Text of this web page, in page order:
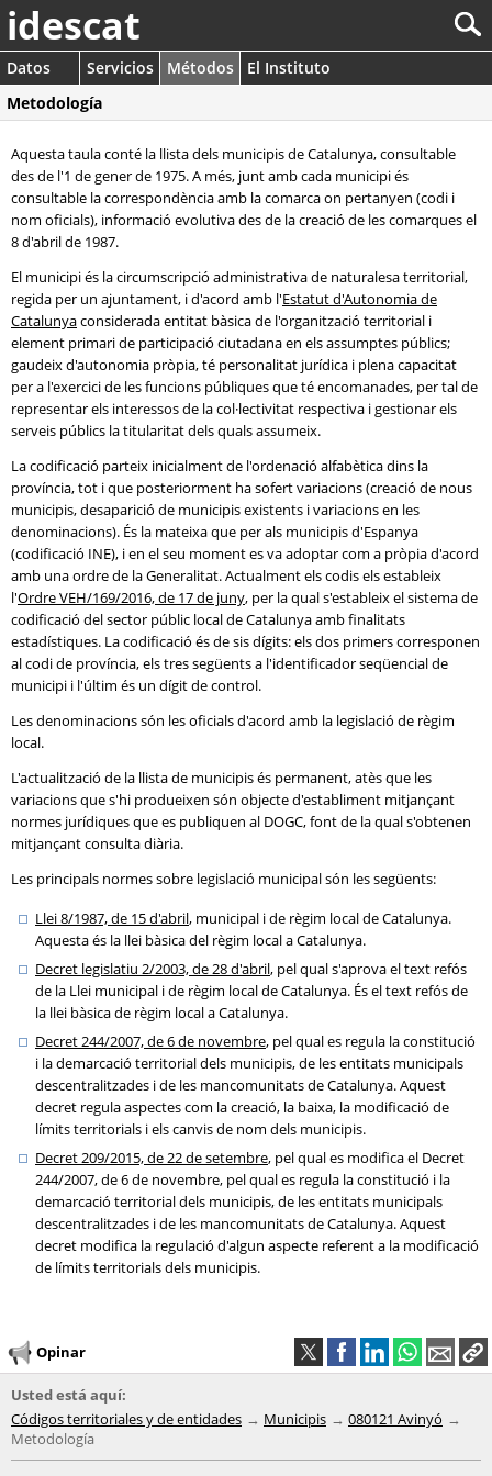
idescat
Datos Servicios Métodos
El Instituto
Metodología
Aquesta taula conté la llista dels municipis de Catalunya, consultable
des de l'1 de gener de 1975. A més, junt amb cada municipi és
consultable la correspondència amb la comarca on pertanyen (codi i
nom oficials), informació evolutiva des de la creació de les comarques el
8 d'abril de 1987.
El municipi és la circumscripció administrativa de naturalesa territorial,
regida per un ajuntament, i d'acord amb l'Estatut d'Autonomia de
Catalunyaconsiderada entitat bàsica de l'organització territorial i
element primari de participació ciutadana en els assumptes públics;
gaudeix d'autonomia pròpia, té personalitat jurídica i plena capacitat
per a l'exercici de les funcions públiques que té encomanades, per tal de
representar els interessos de la col·lectivitat respectiva i gestionar els
serveis públics la titularitat dels quals assumeix.
La codificació parteix inicialment de l'ordenació alfabètica dins la
província, tot i que posteriorment ha sofert variacions (creació de nous
municipis, desaparició de municipis existents i variacions en les
denominacions). És la mateixa que per als municipis d'Espanya
(codificació INE), i en el seu moment es va adoptar com a pròpia d'acord
amb una ordre de la Generalitat. Actualment els codis els estableix
l'Ordre VEH/169/2016, de 17 de juny, per la qual s'estableix el sistema de
codificació del sector públic local de Catalunya amb finalitats
estadístiques. La codificació és de sis dígits: els dos primers corresponen
al codi de província, els tres següents a l'identificador seqüencial de
municipi i l'últim és un dígit de control.
Les denominacions són les oficials d'acord amb la legislació de règim
local.
L'actualització de la llista de municipis és permanent, atès que les
variacions que s'hi produeixen són objecte d'establiment mitjançant
normes jurídiques que es publiquen al DOGC, font de la qual s'obtenen
mitjançant consulta diària.
Les principals normes sobre legislació municipal són les següents:
Llei 8/1987, de 15 d'abril, municipal i de règim local de Catalunya.
Aquesta és la llei bàsica del règim local a Catalunya.
Decret legislatiu 2/2003, de 28 d'abril, pel qual s'aprova el text refós
de la Llei municipal i de règim local de Catalunya. És el text refós de
la llei bàsica de règim local a Catalunya.
Decret 244/2007, de 6 de novembre, pel qual es regula la constitució
i la demarcació territorial dels municipis, de les entitats municipals
descentralitzades i de les mancomunitats de Catalunya. Aquest
decret regula aspectes com la creació, la baixa, la modificació de
límits territorials i els canvis de nom dels municipis.
Decret 209/2015, de 22 de setembre, pel qual es modifica el Decret
244/2007, de 6 de novembre, pel qual es regula la constitució i la
demarcació territorial dels municipis, de les entitats municipals
descentralitzades i de les mancomunitats de Catalunya. Aquest
decret modifica la regulació d'algun aspecte referent a la modificació
de límits territorials dels municipis.
Opinar
Usted está aquí:
Códigos territoriales y de entidades
Municipis
080121 Avinyó
Metodología